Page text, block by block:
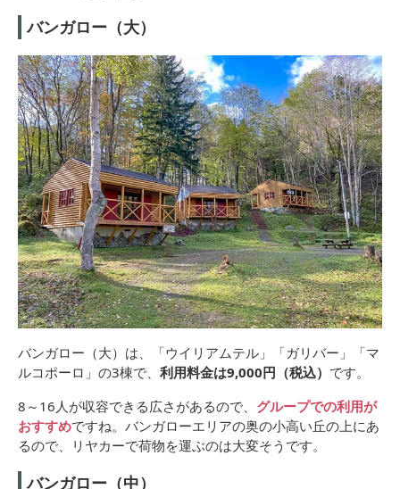
バンガロー（大）
バンガロー（大）は、「ウイリアムテル」「ガリバー」「マ
ルコポーロ」の3棟で、 利用料金は9,000円（税込） です。
8～16人が収容できる広さがあるので、 グループでの利用が
おすすめですね。バンガローエリアの奥の小高い丘の上にあ
るので、リヤカーで荷物を運ぶのは大変そうです。
バンガロー（中）